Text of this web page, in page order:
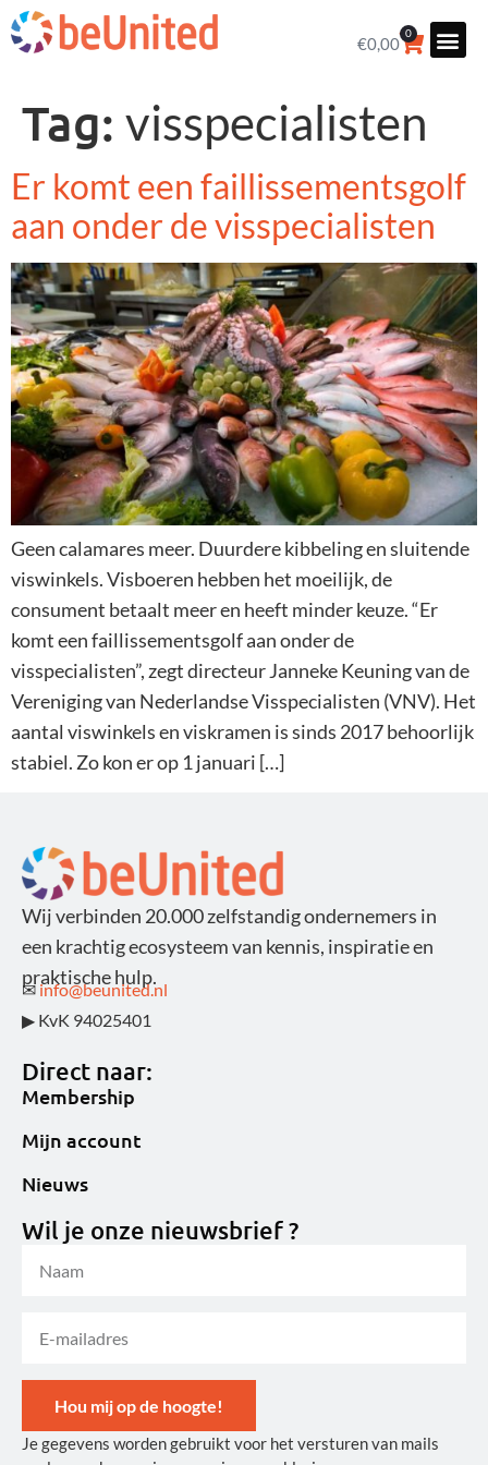
€0,00
0
Tag: visspecialisten
Er komt een faillissementsgolf
aan onder de visspecialisten
Geen calamares meer. Duurdere kibbeling en sluitende
viswinkels. Visboeren hebben het moeilijk, de
consument betaalt meer en heeft minder keuze. “Er
komt een faillissementsgolf aan onder de
visspecialisten”, zegt directeur Janneke Keuning van de
Vereniging van Nederlandse Visspecialisten (VNV). Het
aantal viswinkels en viskramen is sinds 2017 behoorlijk
stabiel. Zo kon er op 1 januari […]
Wij verbinden 20.000 zelfstandig ondernemers in
een krachtig ecosysteem van kennis, inspiratie en
praktische hulp.
✉ info@beunited.nl
▶ KvK 94025401
Direct naar:
Membership
Mijn account
Nieuws
Wil je onze nieuwsbrief ?
Hou mij op de hoogte!
Alternative:
Je gegevens worden gebruikt voor het versturen van mails